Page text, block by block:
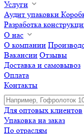
Услуги
Аудит упаковки
Разработка
О нас
О компании
Вакансии Отзывы
Доставка и самовывоз
Оплата
Контакты
Для оптовых клиентов
Упаковка на заказ
По отраслям